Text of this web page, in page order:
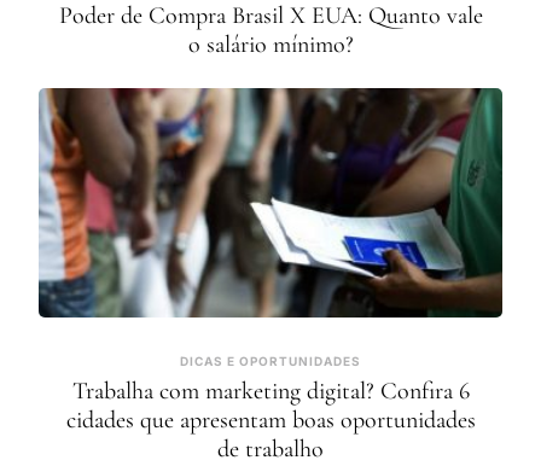
Poder de Compra Brasil X EUA: Quanto vale
o salário mínimo?
DICAS E OPORTUNIDADES
Trabalha com marketing digital? Confira 6
cidades que apresentam boas oportunidades
de trabalho